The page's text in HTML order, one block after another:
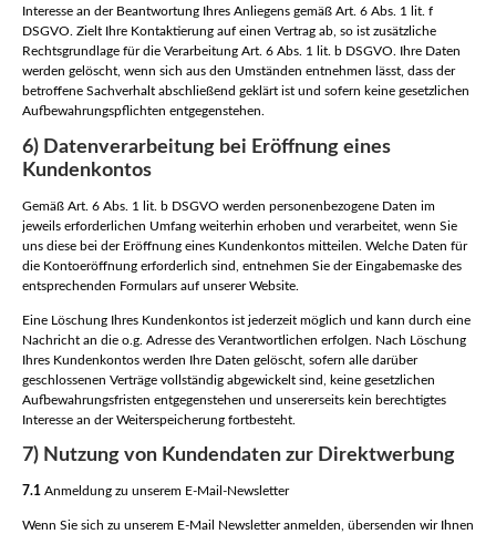
Interesse an der Beantwortung Ihres Anliegens gemäß Art. 6 Abs. 1 lit. f
DSGVO. Zielt Ihre Kontaktierung auf einen Vertrag ab, so ist zusätzliche
Rechtsgrundlage für die Verarbeitung Art. 6 Abs. 1 lit. b DSGVO. Ihre Daten
werden gelöscht, wenn sich aus den Umständen entnehmen lässt, dass der
betroffene Sachverhalt abschließend geklärt ist und sofern keine gesetzlichen
Aufbewahrungspflichten entgegenstehen.
6) Datenverarbeitung bei Eröffnung eines
Kundenkontos
Gemäß Art. 6 Abs. 1 lit. b DSGVO werden personenbezogene Daten im
jeweils erforderlichen Umfang weiterhin erhoben und verarbeitet, wenn Sie
uns diese bei der Eröffnung eines Kundenkontos mitteilen. Welche Daten für
die Kontoeröffnung erforderlich sind, entnehmen Sie der Eingabemaske des
entsprechenden Formulars auf unserer Website.
Eine Löschung Ihres Kundenkontos ist jederzeit möglich und kann durch eine
Nachricht an die o.g. Adresse des Verantwortlichen erfolgen. Nach Löschung
Ihres Kundenkontos werden Ihre Daten gelöscht, sofern alle darüber
geschlossenen Verträge vollständig abgewickelt sind, keine gesetzlichen
Aufbewahrungsfristen entgegenstehen und unsererseits kein berechtigtes
Interesse an der Weiterspeicherung fortbesteht.
7) Nutzung von Kundendaten zur Direktwerbung
7.1 Anmeldung zu unserem E-Mail-Newsletter
Wenn Sie sich zu unserem E-Mail Newsletter anmelden, übersenden wir Ihnen